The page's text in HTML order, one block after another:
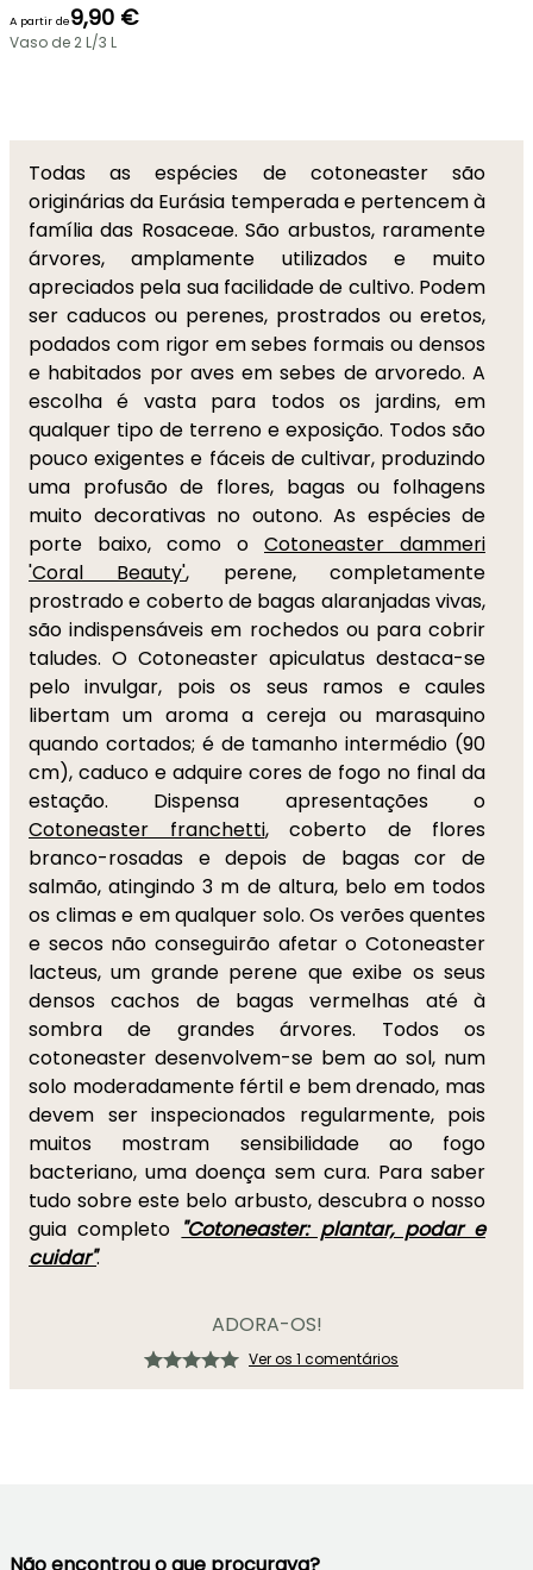
A partir de9,90 €
Vaso de 2 L/3 L
Todas as espécies de cotoneaster são
originárias da Eurásia temperada e pertencem à
família das Rosaceae. São arbustos, raramente
árvores, amplamente utilizados e muito
apreciados pela sua facilidade de cultivo. Podem
ser caducos ou perenes, prostrados ou eretos,
podados com rigor em sebes formais ou densos
e habitados por aves em sebes de arvoredo. A
escolha é vasta para todos os jardins, em
qualquer tipo de terreno e exposição. Todos são
pouco exigentes e fáceis de cultivar, produzindo
uma profusão de flores, bagas ou folhagens
muito decorativas no outono. As espécies de
porte baixo, como o Cotoneaster dammeri
'Coral Beauty', perene, completamente
prostrado e coberto de bagas alaranjadas vivas,
são indispensáveis em rochedos ou para cobrir
taludes. O Cotoneaster apiculatus destaca-se
pelo invulgar, pois os seus ramos e caules
libertam um aroma a cereja ou marasquino
quando cortados; é de tamanho intermédio (90
cm), caduco e adquire cores de fogo no final da
estação. Dispensa apresentações o
Cotoneaster franchetti, coberto de flores
branco-rosadas e depois de bagas cor de
salmão, atingindo 3 m de altura, belo em todos
os climas e em qualquer solo. Os verões quentes
e secos não conseguirão afetar o Cotoneaster
lacteus, um grande perene que exibe os seus
densos cachos de bagas vermelhas até à
sombra de grandes árvores. Todos os
cotoneaster desenvolvem-se bem ao sol, num
solo moderadamente fértil e bem drenado, mas
devem ser inspecionados regularmente, pois
muitos mostram sensibilidade ao fogo
bacteriano, uma doença sem cura. Para saber
tudo sobre este belo arbusto, descubra o nosso
guia completo "Cotoneaster: plantar, podar e
cuidar".
ADORA-OS!
Ver os 1 comentários